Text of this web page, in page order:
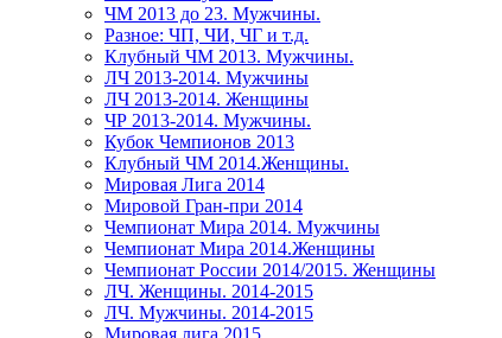
ЧМ 2013 до 23. Мужчины.
Разное: ЧП, ЧИ, ЧГ и т.д.
Клубный ЧМ 2013. Мужчины.
ЛЧ 2013-2014. Мужчины
ЛЧ 2013-2014. Женщины
ЧР 2013-2014. Мужчины.
Кубок Чемпионов 2013
Клубный ЧМ 2014.Женщины.
Мировая Лига 2014
Мировой Гран-при 2014
Чемпионат Мира 2014. Мужчины
Чемпионат Мира 2014.Женщины
Чемпионат России 2014/2015. Женщины
ЛЧ. Женщины. 2014-2015
ЛЧ. Мужчины. 2014-2015
Мировая лига 2015